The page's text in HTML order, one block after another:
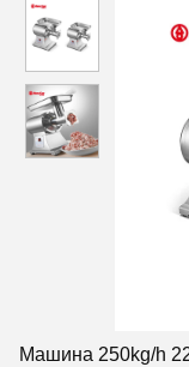
Машина 250kg/h